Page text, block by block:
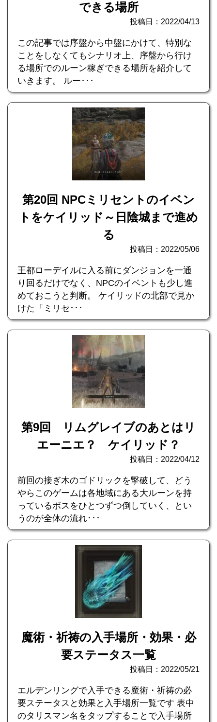
できる場所
投稿日：2022/04/13
この記事では序盤から中盤にかけて、特別な
ことをしなくてもシナリオ上、序盤から行け
る場所でのルーン稼ぎできる場所を紹介して
いきます。 ルー･･･
第20回 NPCミリセントのイベン
トをケイリッド～日陰城まで進め
る
投稿日：2022/05/06
王都ローデイルに入る前にダンジョンを一通
り回るだけでなく、NPCのイベントも少し進
めておこうと判断。 ケイリッドの北部で見か
けた「ミリセ･･･
第9回 リムグレイブのあとはリ
エーニエ？ ケイリッド？
投稿日：2022/04/12
前回の接ぎ木のゴドリックを撃破して、どう
やらこのゲームは各地域にある大ルーンを持
っているボスをひとつずつ倒していく、とい
うのが全体の流れ･･･
魔術・祈祷の入手場所・効果・必
要ステータス一覧
投稿日：2022/05/21
エルデンリングで入手できる魔術・祈祷の必
要ステータスと効果と入手場所一覧です 表中
のタリスマン名をタップすることで入手場所